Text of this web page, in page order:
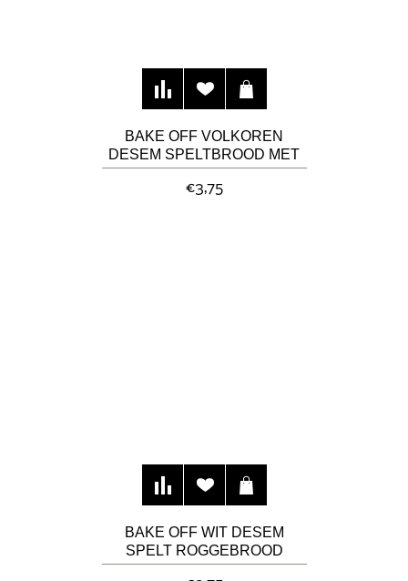
BAKE OFF VOLKOREN
DESEM SPELTBROOD MET
ZADEN
€3,75
BAKE OFF WIT DESEM
SPELT ROGGEBROOD
"GRIES